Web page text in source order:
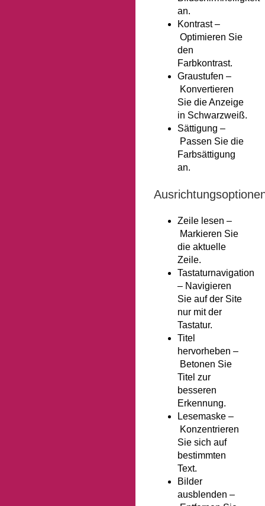
an.
Kontrast –
Optimieren Sie
den
Farbkontrast.
Graustufen –
Konvertieren
Sie die Anzeige
in Schwarzweiß.
Sättigung –
Passen Sie die
Farbsättigung
an.
Zeile lesen –
Markieren Sie
die aktuelle
Zeile.
Tastaturnavigation
– Navigieren
Sie auf der Site
nur mit der
Tastatur.
Titel
hervorheben –
Betonen Sie
Titel zur
besseren
Erkennung.
Lesemaske –
Konzentrieren
Sie sich auf
bestimmten
Text.
Bilder
ausblenden –